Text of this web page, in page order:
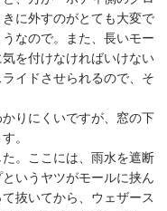
に外すのがとても大変で
なので。また、長いモー
を付けなければいけない
イドさせられるので、そ
りにくいですが、窓の下
。
。ここには、雨水を遮断
いうヤツがモールに挟ん
抜いてから、ウェザース